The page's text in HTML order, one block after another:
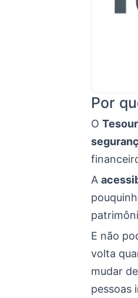
Por
O
A
E não
volta
mudar
pessoas